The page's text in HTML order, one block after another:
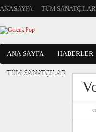
ANA SAYFA TÜM SANATÇILAR
ANA SAYFA HABERLER
TÜM SANATÇILAR